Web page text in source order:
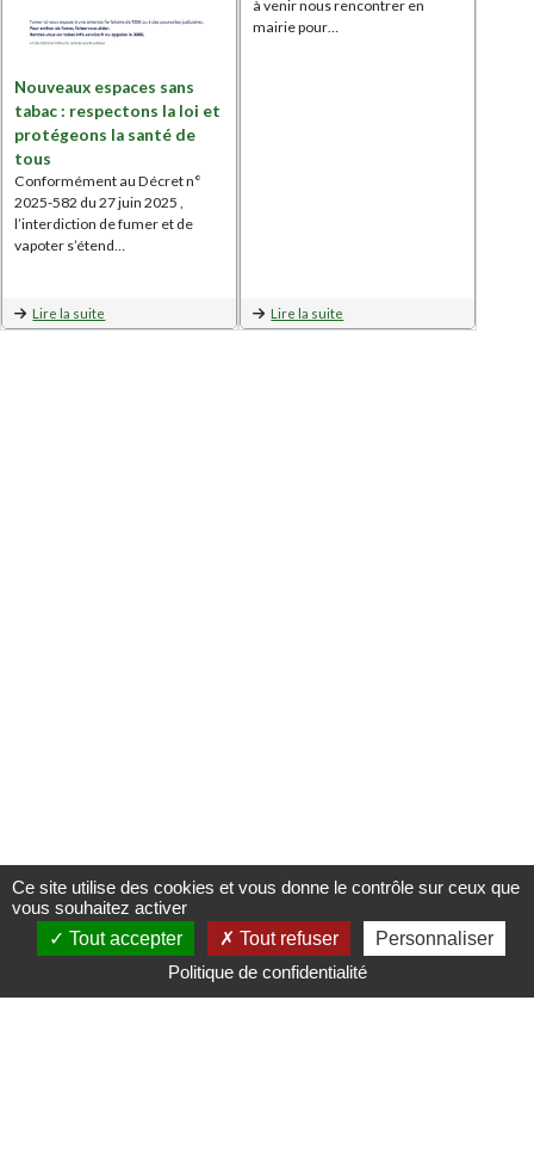
Nouveaux espaces sans
tabac : respectons la loi et
protégeons la santé de
tous
Conformément au Décret n°
2025-582 du 27 juin 2025 ,
l’interdiction de fumer et de
vapoter s’étend…
Lire la suite
à venir nous rencontrer en
mairie pour…
Lire la suite
Ce site utilise des cookies et vous donne le contrôle sur ceux que
vous souhaitez activer
Tout accepter
Tout refuser
Personnaliser
Politique de confidentialité